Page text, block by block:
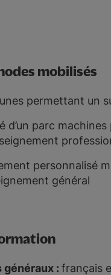
mobilisés
permettant un
d’un parc
personnalisé
général
généraux : français